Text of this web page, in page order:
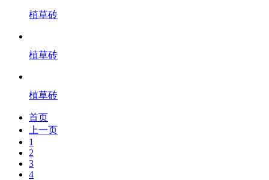
植草砖
植草砖
植草砖
首页
上一页
1
2
3
4